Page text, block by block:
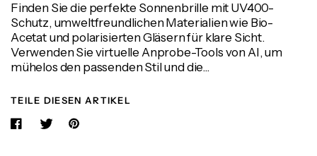
Finden Sie die perfekte Sonnenbrille mit UV400-
Schutz, umweltfreundlichen Materialien wie Bio-
Acetat und polarisierten Gläsern für klare Sicht.
Verwenden Sie virtuelle Anprobe-Tools von AI, um
mühelos den passenden Stil und die...
TEILE DIESEN ARTIKEL